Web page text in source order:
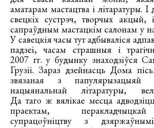
аматарам мастацтва і літаратуры.
свецкіх сустрэч, творчых акцый,
сапраўдным мастацкім салонам у
У савецкія часы тут адбываліся
падзеі, часам страшныя і
2007 гг. у будынку знаходзіўся
Грузіі. Зараз дзейнасць Дома
звязаная з папулярызацыяй
нацыянальнай літаратуры,
Да таго ж вялікае месца
праектам,
супрацоўніцтву з